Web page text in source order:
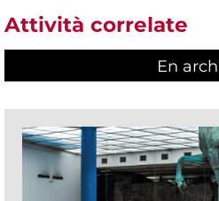
Attività correlate
En